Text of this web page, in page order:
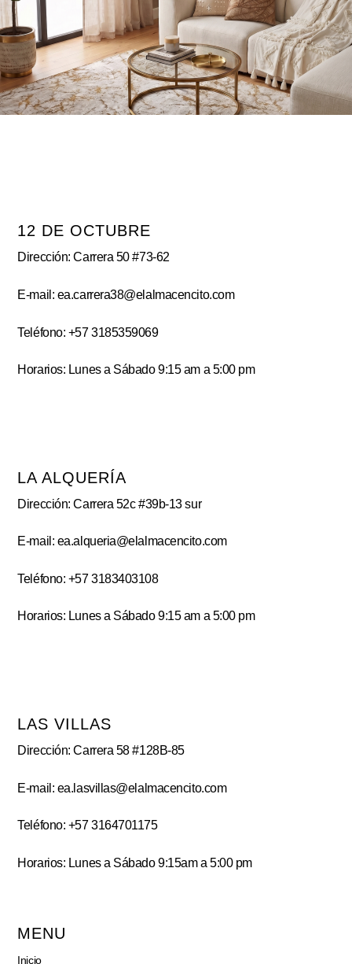
12 DE OCTUBRE
Dirección: Carrera 50 #73-62
E-mail: ea.carrera38@elalmacencito.com
Teléfono: +57 3185359069
Horarios: Lunes a Sábado 9:15 am a 5:00 pm
LA ALQUERÍA
Dirección: Carrera 52c #39b-13 sur
E-mail: ea.alqueria@elalmacencito.com
Teléfono: +57 3183403108
Horarios: Lunes a Sábado 9:15 am a 5:00 pm
LAS VILLAS
Dirección: Carrera 58 #128B-85
E-mail: ea.lasvillas@elalmacencito.com
Teléfono: +57 3164701175
Horarios: Lunes a Sábado 9:15am a 5:00 pm
MENU
Inicio